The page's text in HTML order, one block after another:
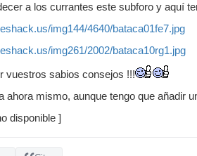
a los currantes este subforo y aquí
img144/4640/bataca01fe7.jpg
img261/2002/bataca10rg1.jpg
vuestros sabios consejos !!!
ahora mismo, aunque tengo que añadir
disponible ]